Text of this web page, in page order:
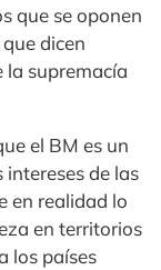
que se oponen
dicen
la supremacía
el BM es un
de las
en realidad lo
en territorios
los países